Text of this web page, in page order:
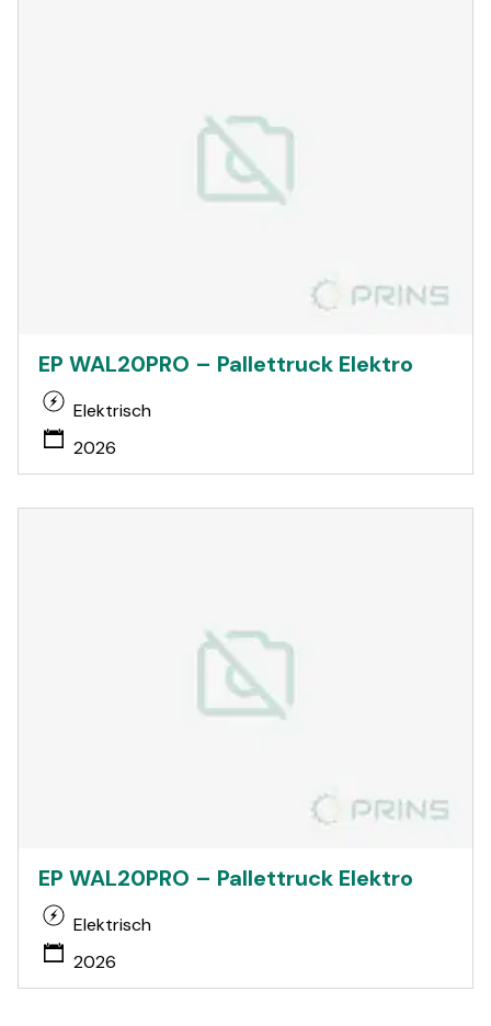
EP WAL20PRO – Pallettruck Elektro
Elektrisch
2026
EP WAL20PRO – Pallettruck Elektro
Elektrisch
2026